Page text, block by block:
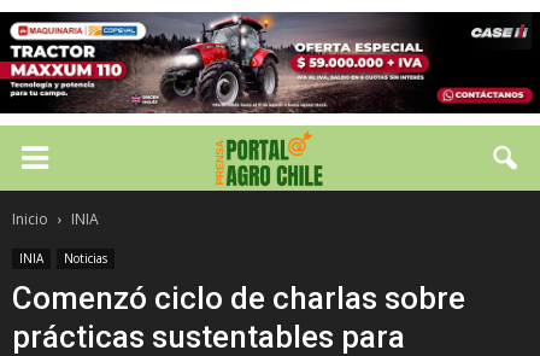
Inicio INIA
INIA Noticias
Comenzó ciclo de charlas sobre
prácticas sustentables para